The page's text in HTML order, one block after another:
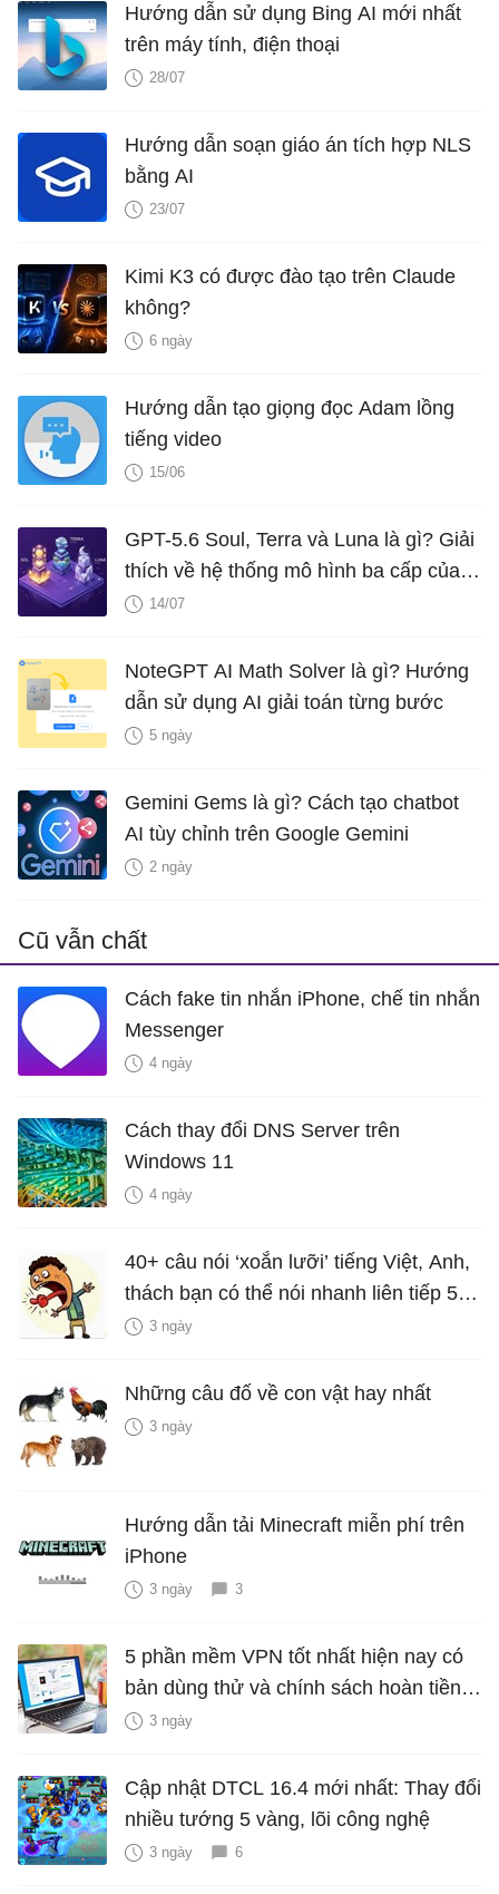
Hướng dẫn sử dụng Bing AI mới nhất
trên máy tính, điện thoại
28/07
Hướng dẫn soạn giáo án tích hợp NLS
bằng AI
23/07
Kimi K3 có được đào tạo trên Claude
không?
6 ngày
Hướng dẫn tạo giọng đọc Adam lồng
tiếng video
15/06
GPT-5.6 Soul, Terra và Luna là gì? Giải
thích về hệ thống mô hình ba cấp của
OpenAI
14/07
NoteGPT AI Math Solver là gì? Hướng
dẫn sử dụng AI giải toán từng bước
5 ngày
Gemini Gems là gì? Cách tạo chatbot
AI tùy chỉnh trên Google Gemini
2 ngày
Cũ vẫn chất
Cách fake tin nhắn iPhone, chế tin nhắn
Messenger
4 ngày
Cách thay đổi DNS Server trên
Windows 11
4 ngày
40+ câu nói ‘xoắn lưỡi’ tiếng Việt, Anh,
thách bạn có thể nói nhanh liên tiếp 5
lần mà vẫn trôi chảy
3 ngày
Những câu đố về con vật hay nhất
3 ngày
Hướng dẫn tải Minecraft miễn phí trên
iPhone
3 ngày 3
5 phần mềm VPN tốt nhất hiện nay có
bản dùng thử và chính sách hoàn tiền
miễn phí
3 ngày
Cập nhật DTCL 16.4 mới nhất: Thay đổi
nhiều tướng 5 vàng, lõi công nghệ
3 ngày 6